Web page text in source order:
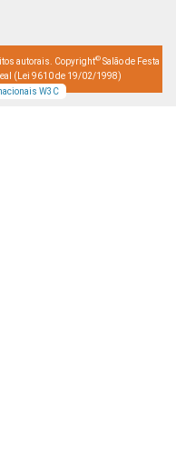
autorais. Copyright© Salão de Festa
(Lei 9610 de 19/02/1998)